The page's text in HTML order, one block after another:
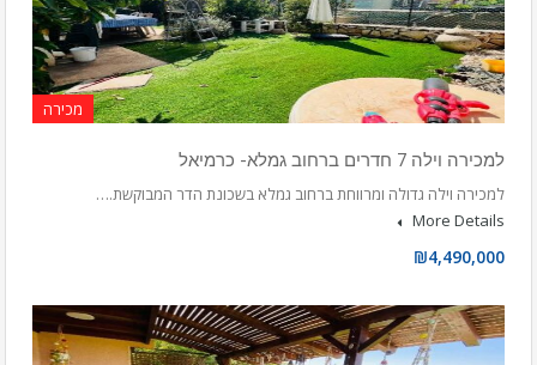
מכירה
למכירה וילה 7 חדרים ברחוב גמלא- כרמיאל
למכירה וילה גדולה ומרווחת ברחוב גמלא בשכונת הדר המבוקשת.…
More Details
₪4,490,000